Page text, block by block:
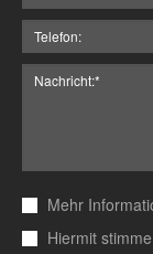
Mehr
Hiermit